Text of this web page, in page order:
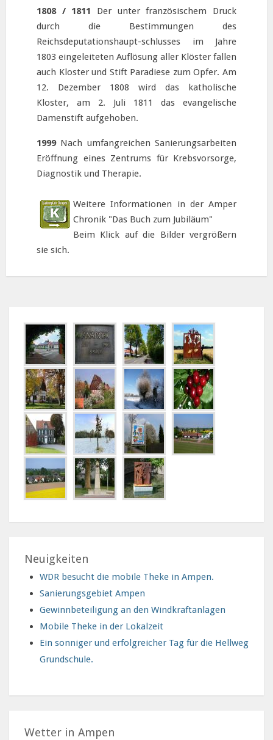
Neuigkeiten
WDR besucht die mobile Theke in Ampen.
Sanierungsgebiet Ampen
Gewinnbeteiligung an den Windkraftanlagen
Mobile Theke in der Lokalzeit
Ein sonniger und erfolgreicher Tag für die Hellweg
Grundschule.
Wetter in Ampen
1808 / 1811 Der unter französischem Druck
durch die Bestimmungen des
Reichsdeputationshaupt-schlusses im Jahre
1803 eingeleiteten Auflösung aller Klöster fallen
auch Kloster und Stift Paradiese zum Opfer. Am
12. Dezember 1808 wird das katholische
Kloster, am 2. Juli 1811 das evangelische
Damenstift aufgehoben.
1999Nach umfangreichen Sanierungsarbeiten
Eröffnung eines Zentrums für Krebsvorsorge,
Diagnostik und Therapie.
Weitere Informationen in der Amper
Chronik "Das Buch zum Jubiläum"
Beim Klick auf die Bilder vergrößern
sie sich.